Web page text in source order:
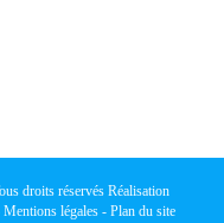
droits réservés Réalisation
Mentions légales - Plan du site